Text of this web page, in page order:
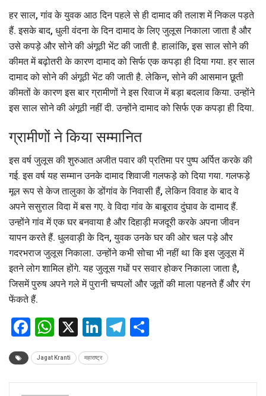
हर साल, गांव के युवक आठ दिन पहले से ही दामाद की तलाश में निकल पड़ते
हैं. इसके बाद, धुली वंदना के दिन दामाद के लिए जुलूस निकाला जाता है और
उसे कपड़े और सोने की अंगूठी भेंट की जाती है. हालांकि, इस साल सोने की
कीमत में बढ़ोतरी के कारण दामाद को सिर्फ एक कपड़ा ही दिया गया. हर साल
दामाद को सोने की अंगूठी भेंट की जाती है. लेकिन, सोने की आसमान छूती
कीमतों के कारण इस बार ग्रामीणों ने इस रिवाज में बड़ा बदलाव किया. उन्होंने
इस साल सोने की अंगूठी नहीं दी. उन्होंने दामाद को सिर्फ एक कपड़ा ही दिया.
ग्रामीणों ने किया सम्मानित
इस वर्ष जुलूस की शुरुआत अजीत पवार की प्रतिमा पर पुष्प अर्पित करके की
गई. इस वर्ष यह सम्मान उनके दामाद शिवाजी गलफड़े को दिया गया. गलफड़े
मूल रूप से केज तालुका के डोंगांव के निवासी हैं, लेकिन विवाह के बाद वे
अपने ससुराल विदा में बस गए. वे विदा गांव के बाबूराव दुंघाव के दामाद हैं.
उन्होंने गांव में एक घर बनवाया है और दिहाड़ी मजदूरी करके अपना जीवन
यापन करते हैं. धुलवाड़ी के दिन, युवक उनके घर की ओर चल पड़े और
गदरभराज जुलूस निकाला. उन्होंने कभी सोचा भी नहीं था कि इस जुलूस में
इतने लोग शामिल होंगे. यह जुलूस गधों पर सवार होकर निकाला जाता है,
जिसमें पुरुष अपने गले में पुरानी चप्पलों और जूतों की माला पहनते हैं और रंग
फेंकते हैं.
Facebook
WhatsApp
X LinkedIn
Telegram
Jagat Kranti महाराष्ट्र